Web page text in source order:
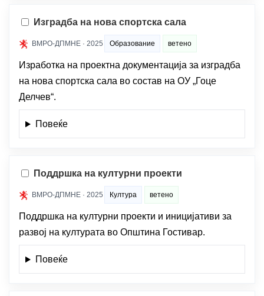
Изградба на нова спортска сала
ВМРО-ДПМНЕ · 2025 Образование ветено
Изработка на проектна документација за изградба
на нова спортска сала во состав на ОУ „Гоце
Делчев“.
Повеќе
Поддршка на културни проекти
ВМРО-ДПМНЕ · 2025 Култура ветено
Поддршка на културни проекти и иницијативи за
развој на културата во Општина Гостивар.
Повеќе